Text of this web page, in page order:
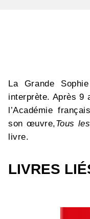
La Grande
interprète. Après 9
l’Académie
son œuvre,Tous
livre.
LIVRES